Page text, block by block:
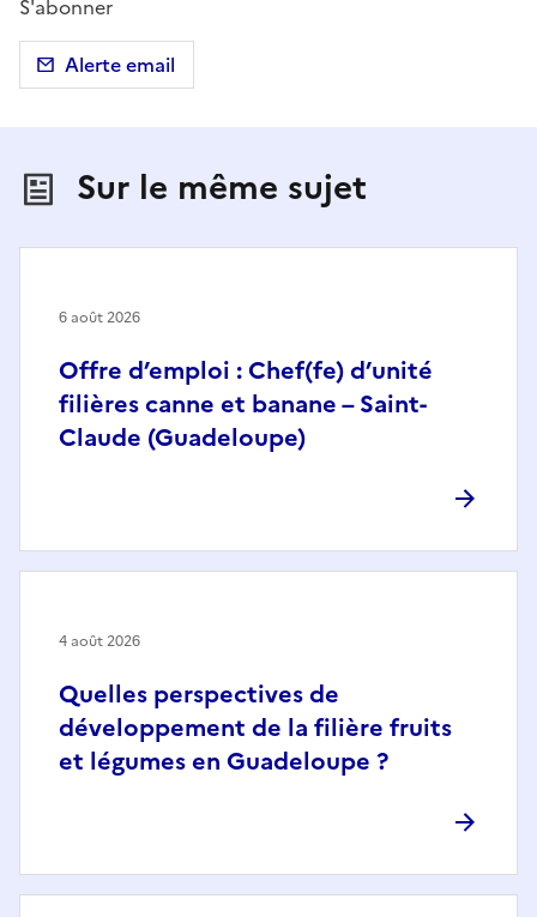
S'abonner
Alerte email
Sur le même sujet
Offre d’emploi : Chef(fe) d’unité
filières canne et banane – Saint-
Claude (Guadeloupe)
6 août 2026
Quelles perspectives de
développement de la filière fruits
et légumes en Guadeloupe ?
4 août 2026